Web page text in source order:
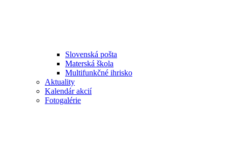
Slovenská pošta
Materská škola
Multifunkčné ihrisko
Aktuality
Kalendár akcií
Fotogalérie